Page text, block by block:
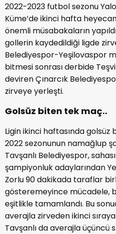
2022-2023 futbol sezonu
Küme’de ikinci hafta
önemli müsabakaların
gollerin kaydedildiği ligde
Belediyespor-Yeşilovaspor
bitmesi sonrası derbide
deviren Çınarcık
zirveye yerleşti.
Golsüz biten tek maç..
Ligin ikinci haftasında golsüz
2022 sezonunun namağlup
Tavşanlı Belediyespor,
şampiyonluk adaylarından
Zorlu 90 dakikada taraflar
gösteremeyince mücadele,
eşitlikle tamamlandı. Bu
averajla zirveden ikinci
Tavşanlı da averajla üçüncü